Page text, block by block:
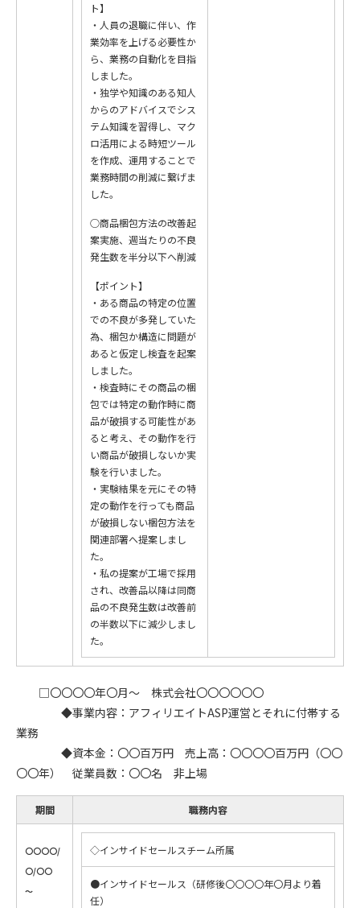
ト】
・人員の退職に伴い、作
業効率を上げる必要性か
ら、業務の自動化を目指
しました。
・独学や知識のある知人
からのアドバイスでシス
テム知識を習得し、マク
ロ活用による時短ツール
を作成、運用することで
業務時間の削減に繋げま
した。
○商品梱包方法の改善起
案実施、週当たりの不良
発生数を半分以下へ削減
【ポイント】
・ある商品の特定の位置
での不良が多発していた
為、梱包か構造に問題が
あると仮定し検査を起案
しました。
・検査時にその商品の梱
包では特定の動作時に商
品が破損する可能性があ
ると考え、その動作を行
い商品が破損しないか実
験を行いました。
・実験結果を元にその特
定の動作を行っても商品
が破損しない梱包方法を
関連部署へ提案しまし
た。
・私の提案が工場で採用
され、改善品以降は同商
品の不良発生数は改善前
の半数以下に減少しまし
た。
□〇〇〇〇年〇月～ 株式会社〇〇〇〇〇〇
◆事業内容：アフィリエイトASP運営とそれに付帯する
業務
◆資本金：〇〇百万円 売上高：〇〇〇〇百万円（〇〇
〇〇年） 従業員数：〇〇名 非上場
期間 職務内容
〇〇〇〇/
〇/〇〇
～
◇インサイドセールスチーム所属
●インサイドセールス（研修後〇〇〇〇年〇月より着
任）